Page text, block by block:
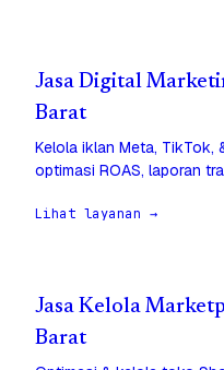
Jasa Digital
Barat
Kelola iklan Meta,
optimasi ROAS, laporan
Lihat layanan →
Jasa Kelola
Barat